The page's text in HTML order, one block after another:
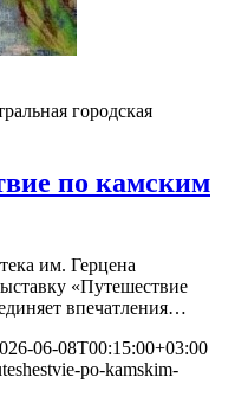
городская
по камским
им. Герцена
«Путешествие
впечатления…
06-08T00:15:00+03:00
po-kamskim-